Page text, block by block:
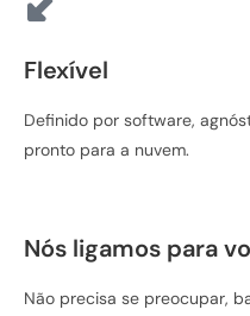
Flexível
Definido por software,
pronto para a nuvem.
Nós ligamos para
Não precisa se preocupar,